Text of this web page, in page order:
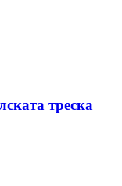
треска